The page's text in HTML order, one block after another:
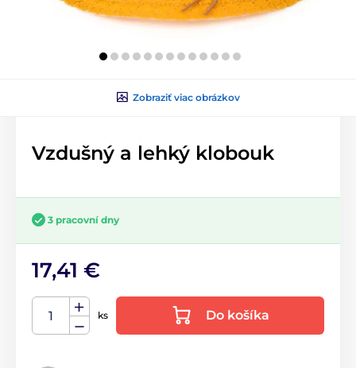
Zobraziť viac obrázkov
Vzdušný a lehký klobouk
3 pracovní dny
17,41 €
ks Do košíka